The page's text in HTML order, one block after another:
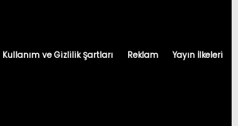
Kullanım ve Gizlilik Şartları Reklam Yayın İlkeleri